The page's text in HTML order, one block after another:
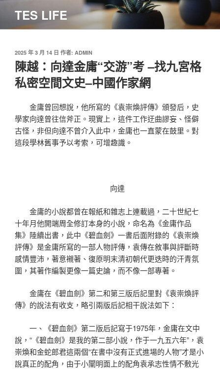
主
TES LIFE
發
佈
於
2025 年 3 月 14 日 作者: ADMIN
陳越：向達金庸“交游”考 –找九宮格
私密空間文史–中國作家網
金庸曾回想說，他所寫的《袁崇煥評傳》頒發后，史
學家向達曾往信斧正。現實上，這件工作迂曲謬妄、怪僻
古怪，非但向達不曾介入此中，金庸也一直蒙在鼓里。對
這段學林舊事予以考索，可增趣識。
向達
金庸的小說都曾在報紙和雜志上連載過，二十世紀七
十年月他開端周全修訂本身的小說，命名為《金庸作品
集》陸續出書，此中《碧血劍》一書后面附錄的《袁崇煥
評傳》是金庸所寫的一部人物評傳，袁傳在敘事與評斷時
感情豐沛，著意襯著、復原明末清初朝代更迭時的汗青氛
圍，其著作編製更像一篇史論，而不像一部專著。
金庸在《碧血劍》第二和第三版后記里對《袁崇煥評
傳》的說法有收支，略引兩版后記相干說法如下：
一、《碧血劍》第二版后記寫于1975年，金庸在文中
說，“《碧血劍》是我的第二部小說，作于一九五六年”，袁
崇煥和金蛇郎君這兩個“在書中沒有正式進場的人物”才是小
說真正的配角，由于小闡明面上的配角袁承志性情不敷光